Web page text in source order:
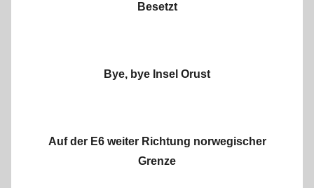
Besetzt
Bye, bye Insel Orust
Auf der E6 weiter Richtung norwegischer
Grenze